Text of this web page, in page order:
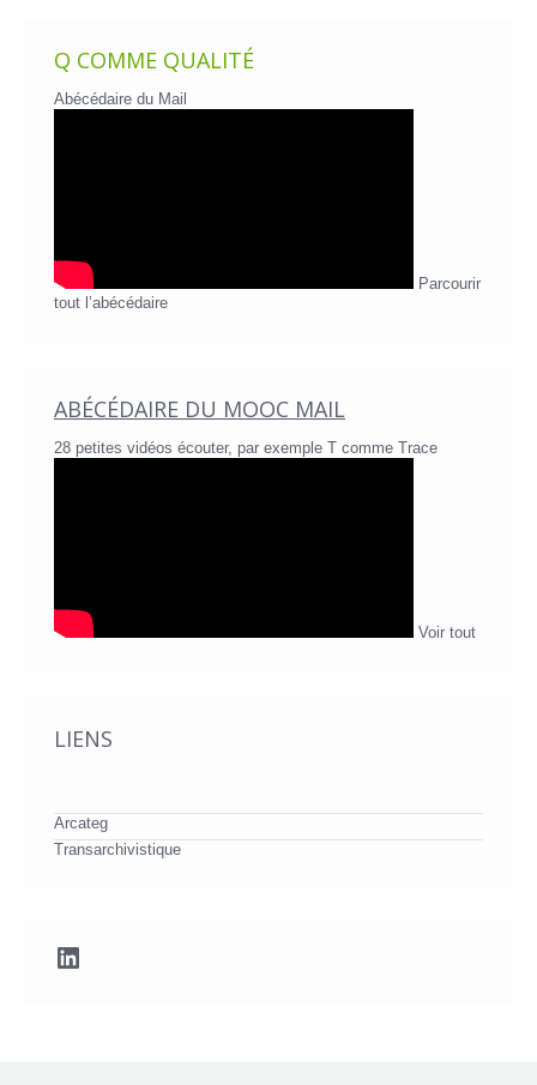
Q COMME QUALITÉ
Abécédaire du Mail
Parcourir
tout l’abécédaire
ABÉCÉDAIRE DU MOOC MAIL
28 petites vidéos écouter, par exemple T comme Trace
Voir tout
LIENS
Arcateg
Transarchivistique
LinkedIn